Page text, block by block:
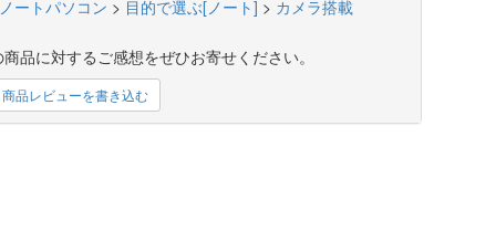
ートパソコン > 目的で選ぶ[ノート] > カメラ搭載
品に対するご感想をぜひお寄せください。
品レビューを書き込む